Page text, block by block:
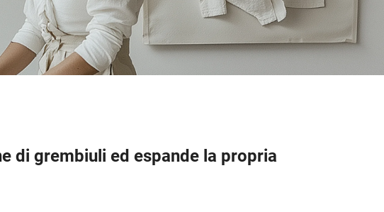
di grembiuli ed espande la propria